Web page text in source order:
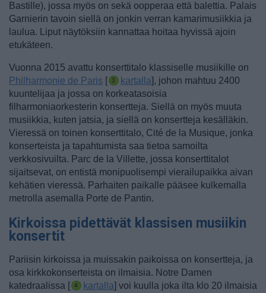
Bastille), jossa myös on sekä oopperaa että balettia. Palais
Garnierin tavoin siellä on jonkin verran kamarimusiikkia ja
laulua. Liput näytöksiin kannattaa hoitaa hyvissä ajoin
etukäteen.
Vuonna 2015 avattu konserttitalo klassiselle musiikille on
Philharmonie de Paris [ kartalla], johon mahtuu 2400
kuuntelijaa ja jossa on korkeatasoisia
filharmoniaorkesterin konsertteja. Siellä on myös muuta
musiikkia, kuten jatsia, ja siellä on konsertteja kesälläkin.
Vieressä on toinen konserttitalo, Cité de la Musique, jonka
konserteista ja tapahtumista saa tietoa samoilta
verkkosivuilta. Parc de la Villette, jossa konserttitalot
sijaitsevat, on entistä monipuolisempi vierailupaikka aivan
kehätien vieressä. Parhaiten paikalle pääsee kulkemalla
metrolla asemalla Porte de Pantin.
Kirkoissa pidettävät klassisen musiikin
konsertit
Pariisin kirkoissa ja muissakin paikoissa on konsertteja, ja
osa kirkkokonserteista on ilmaisia. Notre Damen
katedraalissa [
kartalla] voi kuulla joka ilta klo 20 ilmaisia